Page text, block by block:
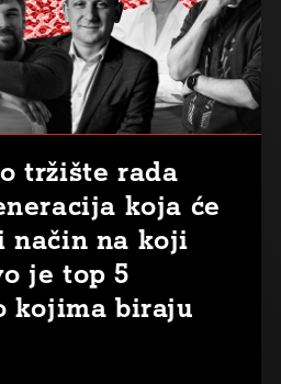
tržište rada
koja će
način na koji
je top 5
kojima biraju